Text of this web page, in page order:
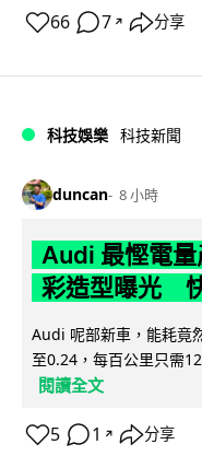
66 7 ↗ 分享
科技娛樂 科技新聞
duncan 8 小時
Audi 最慳電
彩造型曝光
Audi 呢部新車，能耗竟
至0.24，每百公里只需
閱讀全文
5 1 ↗ 分享